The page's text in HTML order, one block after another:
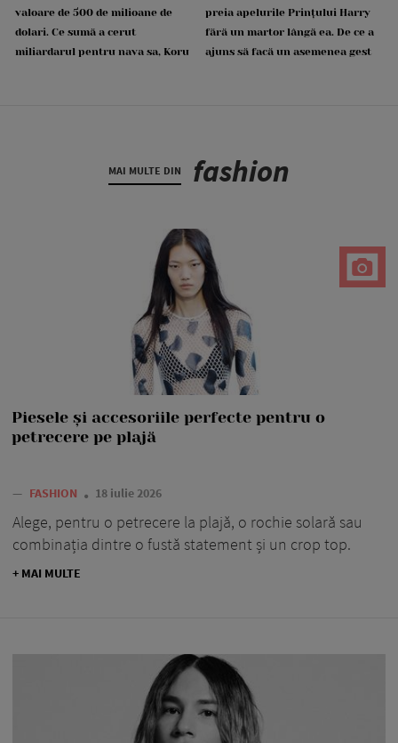
valoare de 500 de milioane de
dolari. Ce sumă a cerut
miliardarul pentru nava sa, Koru
preia apelurile Prințului Harry
fără un martor lângă ea. De ce a
ajuns să facă un asemenea gest
MAI MULTE DIN fashion
Piesele și accesoriile perfecte pentru o
petrecere pe plajă
— FASHION 18 iulie 2026
Alege, pentru o petrecere la plajă, o rochie solară sau
combinația dintre o fustă statement și un crop top.
+ MAI MULTE